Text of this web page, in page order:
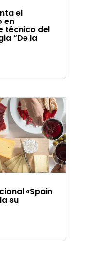
el
en
técnico del
“De la
«Spain
su